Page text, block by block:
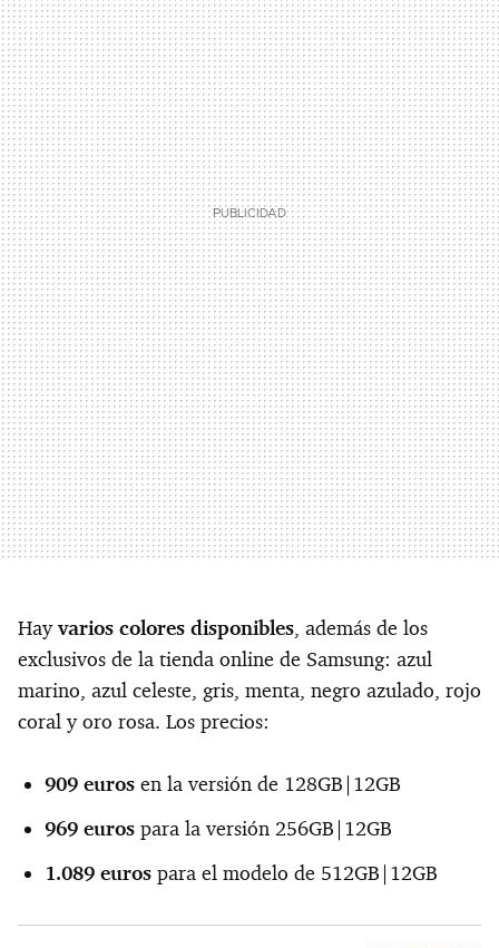
Hayvarios colores disponibles, además de los
exclusivos de la tienda online de Samsung: azul
marino, azul celeste, gris, menta, negro azulado, rojo
coral y oro rosa. Los precios:
909 euros en la versión de 128GB|12GB
969 euros para la versión 256GB|12GB
1.089 euros para el modelo de 512GB|12GB